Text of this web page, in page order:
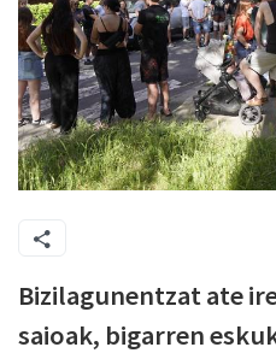
Bizilagunentzat ate
saioak, bigarren